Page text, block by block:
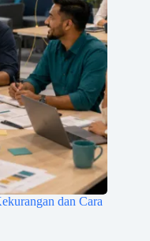
dan Cara